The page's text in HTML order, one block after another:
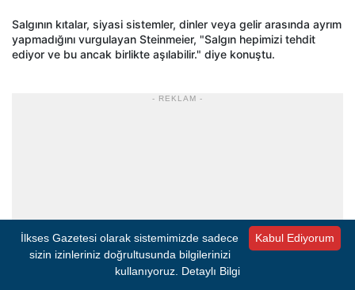
Salgının kıtalar, siyasi sistemler, dinler veya gelir arasında ayrım
yapmadığını vurgulayan Steinmeier, "Salgın hepimizi tehdit
ediyor ve bu ancak birlikte aşılabilir." diye konuştu.
- REKLAM -
Kabul Ediyorum
İlkses Gazetesi olarak sistemimizde sadece
sizin izinleriniz doğrultusunda bilgilerinizi
kullanıyoruz. Detaylı Bilgi